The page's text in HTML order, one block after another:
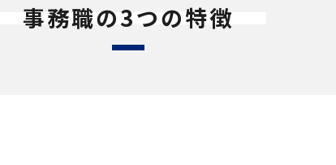
事務職の3つの特徴